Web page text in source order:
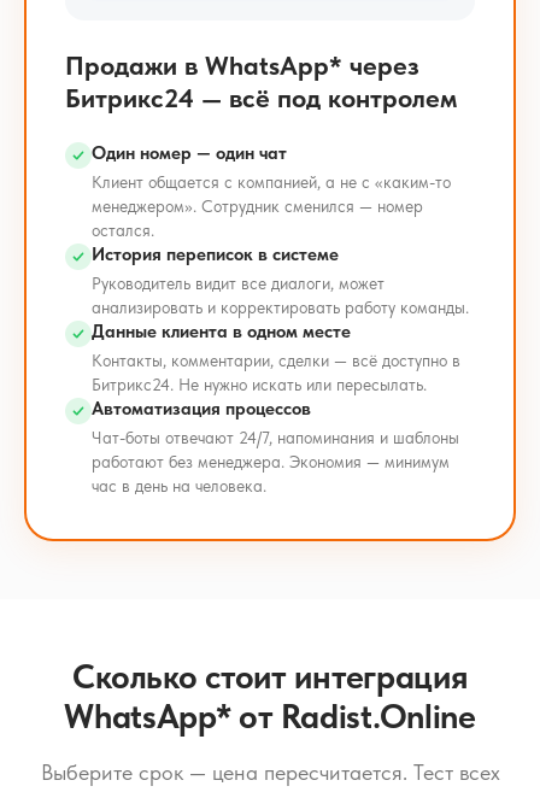
Продажи в WhatsApp* через
Битрикс24 — всё под контролем
Один номер — один чат
Клиент общается с компанией, а не с «каким-то
менеджером». Сотрудник сменился — номер
остался.
История переписок в системе
Руководитель видит все диалоги, может
анализировать и корректировать работу команды.
Данные клиента в одном месте
Контакты, комментарии, сделки — всё доступно в
Битрикс24. Не нужно искать или пересылать.
Автоматизация процессов
Чат-боты отвечают 24/7, напоминания и шаблоны
работают без менеджера. Экономия — минимум
час в день на человека.
Сколько стоит интеграция
WhatsApp* от Radist.Online
Выберите срок — цена пересчитается. Тест всех